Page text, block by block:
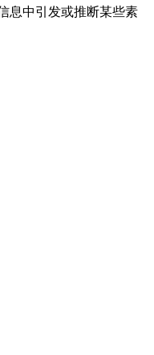
息中引发或推断某些素